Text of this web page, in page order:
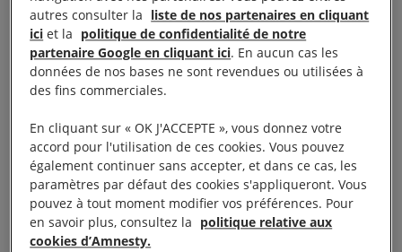
LA VIE DU GROUPE
Présentation
Existant depuis près de 35 ans, notre groupe
aujourd’hui se compose d’une dizaine de personnes
d’âges différents, et d’horizons divers. Tous
bénévoles,nous partageons la même volonté de
défendre les droits humains à travers différentes
autres consulter la liste de nos partenaires en cliquant
ici et la politique de confidentialité de notre
partenaire Google en cliquant ici. En aucun cas les
données de nos bases ne sont revendues ou utilisées à
des fins commerciales.
En cliquant sur « OK J'ACCEPTE », vous donnez votre
accord pour l'utilisation de ces cookies. Vous pouvez
également continuer sans accepter, et dans ce cas, les
paramètres par défaut des cookies s'appliqueront. Vous
pouvez à tout moment modifier vos préférences. Pour
en savoir plus, consultez la politique relative aux
cookies d’Amnesty.